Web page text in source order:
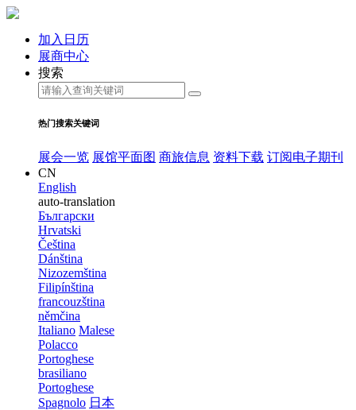
加入日历
展商中心
搜索
热门搜索关键词
展会一览 展馆平面图 商旅信息 资料下载 订阅电子期刊
CN
English
auto-translation
Български
Hrvatski
Čeština
Dánština
Nizozemština
Filipínština
francouzština
němčina
Italiano Malese
Polacco
Portoghese
brasiliano
Portoghese
Spagnolo 日本